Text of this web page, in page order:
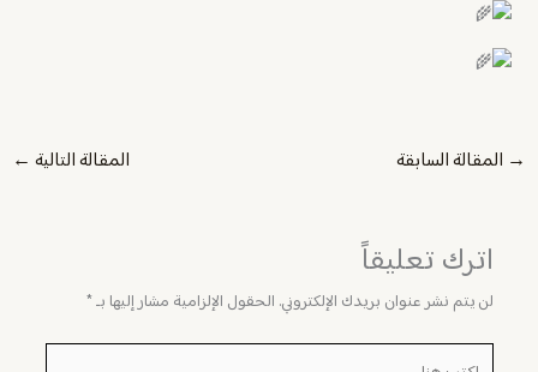
→ المقالة السابقة المقالة التالية ←
اترك تعليقاً
لن يتم نشر عنوان بريدك الإلكتروني. الحقول الإلزامية مشار إليها بـ*